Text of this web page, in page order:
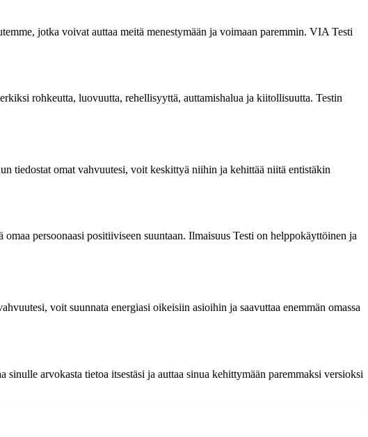
jotka voivat auttaa meitä menestymään ja voimaan paremmin. VIA Testi
rohkeutta, luovuutta, rehellisyyttä, auttamishalua ja kiitollisuutta. Testin
tiedostat omat vahvuutesi, voit keskittyä niihin ja kehittää niitä entistäkin
persoonaasi positiiviseen suuntaan. Ilmaisuus Testi on helppokäyttöinen ja
voit suunnata energiasi oikeisiin asioihin ja saavuttaa enemmän omassa
arvokasta tietoa itsestäsi ja auttaa sinua kehittymään paremmaksi versioksi